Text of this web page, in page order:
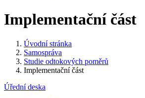
Implementační část
Úvodní stránka
Samospráva
Studie odtokových poměrů
Implementační část
Úřední deska